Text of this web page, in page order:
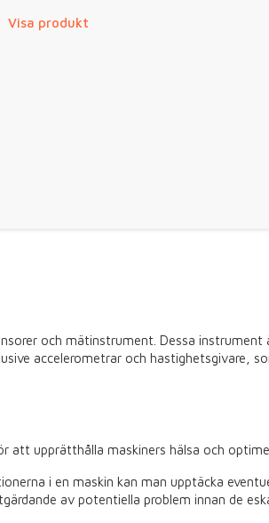
Visa produkt
och mätinstrument. Dessa
accelerometrar och hastighetsgivare,
upprätthålla maskiners hälsa och
i en maskin kan man upptäcka
av potentiella problem innan de